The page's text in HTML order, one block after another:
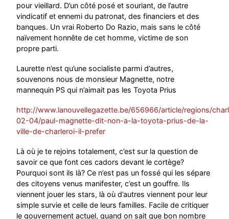
pour vieillard. D’un côté posé et souriant, de l’autre
vindicatif et ennemi du patronat, des financiers et des
banques. Un vrai Roberto Do Razio, mais sans le côté
naïvement honnête de cet homme, victime de son
propre parti.
Laurette n’est qu’une socialiste parmi d’autres,
souvenons nous de monsieur Magnette, notre
mannequin PS qui n’aimait pas les Toyota Prius
http://www.lanouvellegazette.be/656966/article/regions/
02-04/paul-magnette-dit-non-a-la-toyota-prius-de-la-
ville-de-charleroi-il-prefer
Là où je te rejoins totalement, c’est sur la question de
savoir ce que font ces cadors devant le cortège?
Pourquoi sont ils là? Ce n’est pas un fossé qui les sépare
des citoyens venus manifester, c’est un gouffre. Ils
viennent jouer les stars, là où d’autres viennent pour leur
simple survie et celle de leurs familles. Facile de critiquer
le gouvernement actuel, quand on sait que bon nombre